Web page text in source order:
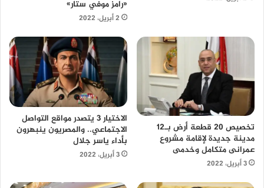
«رامز موفي ستار»
2 أبريل، 2022
تخصيص 20 قطعة أرض بـ12
مدينة جديدة لإقامة مشروع
عمرانى متكامل وخدمى
3 أبريل، 2022
الاختيار 3 يتصدر مواقع التواصل
الاجتماعي.. والمصريون ينبهرون
بأداء ياسر جلال
3 أبريل، 2022